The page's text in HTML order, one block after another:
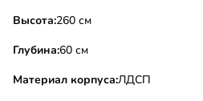
Высота:260 см
Глубина:60 см
Материал корпуса:ЛДСП